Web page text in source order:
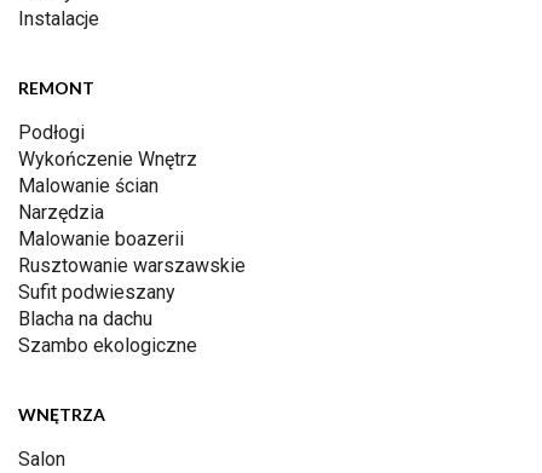
Instalacje
REMONT
Podłogi
Wykończenie Wnętrz
Malowanie ścian
Narzędzia
Malowanie boazerii
Rusztowanie warszawskie
Sufit podwieszany
Blacha na dachu
Szambo ekologiczne
WNĘTRZA
Salon